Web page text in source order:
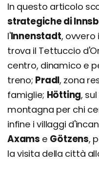
In questo articolo
strategiche di
l'Innenstadt, ovvero
trova il Tettuccio
centro, dinamico e
treno; Pradl, zona
famiglie; Hötting,
montagna per chi
infine i villaggi
Axams e Götzens,
la visita della città